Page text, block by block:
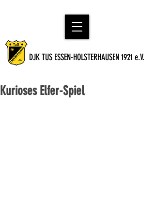
DJK TUS ESSEN-HOLSTERHAUSEN 1921 e.V.
Kurioses Elfer-Spiel